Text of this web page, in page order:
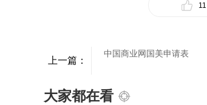
11
上一篇：
中国商业网国美申请表
大家都在看